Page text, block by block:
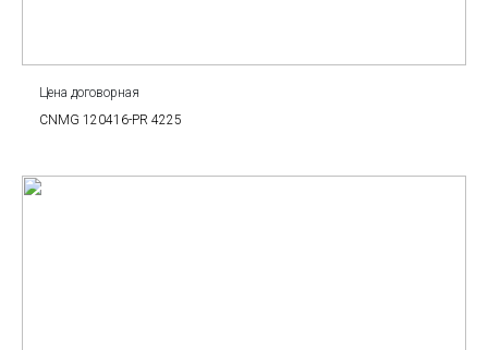
Цена договорная
CNMG 120416-PR 4225